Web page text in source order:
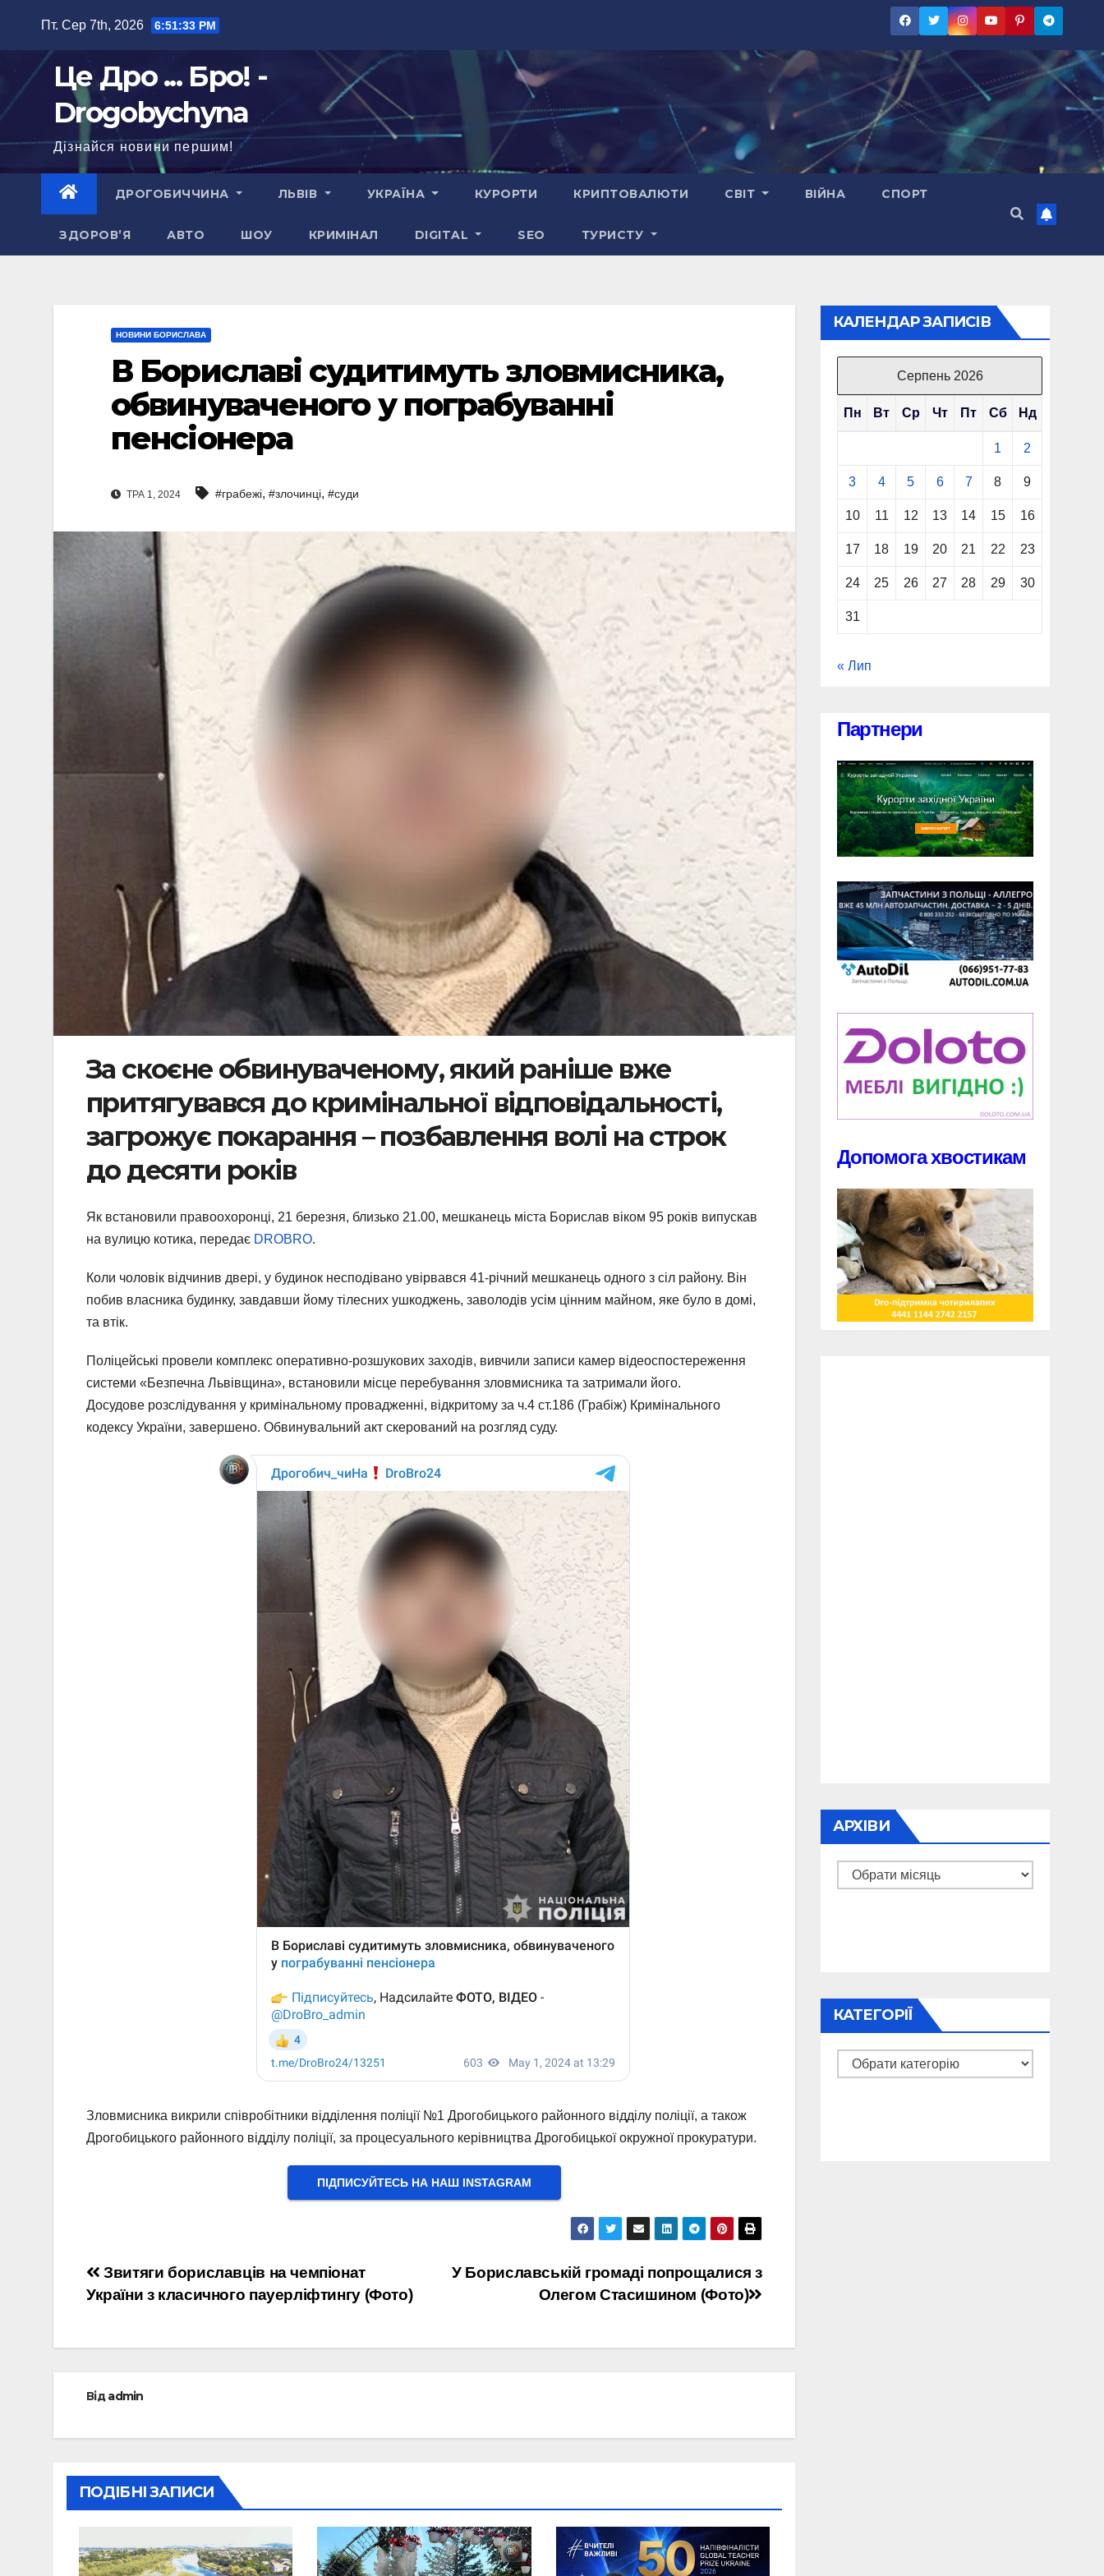
Пт. Сер 7th, 2026 6:51:34 PM
Це Дро ... Бро! -
Drogobychyna
Дізнайся новини першим!
ДРОГОБИЧЧИНА ЛЬВІВ УКРАЇНА КУРОРТИ КРИПТОВАЛЮТИ СВІТ ВІЙНА СПОРТ
ЗДОРОВ’Я АВТО ШОУ КРИМІНАЛ DIGITAL SEO ТУРИСТУ
НОВИНИ БОРИСЛАВА
В Бориславі судитимуть зловмисника,
обвинуваченого у пограбуванні
пенсіонера
ТРА 1, 2024 #грабежі, #злочинці, #суди
За скоєне обвинуваченому, який раніше вже
притягувався до кримінальної відповідальності,
загрожує покарання – позбавлення волі на строк
до десяти років
Як встановили правоохоронці, 21 березня, близько 21.00, мешканець міста Борислав віком 95 років випускав
на вулицю котика, передає DROBRO.
Коли чоловік відчинив двері, у будинок несподівано увірвався 41-річний мешканець одного з сіл району. Він
побив власника будинку, завдавши йому тілесних ушкоджень, заволодів усім цінним майном, яке було в домі,
та втік.
Поліцейські провели комплекс оперативно-розшукових заходів, вивчили записи камер відеоспостереження
системи «Безпечна Львівщина», встановили місце перебування зловмисника та затримали його.
Досудове розслідування у кримінальному провадженні, відкритому за ч.4 ст.186 (Грабіж) Кримінального
кодексу України, завершено. Обвинувальний акт скерований на розгляд суду.
Зловмисника викрили співробітники відділення поліції №1 Дрогобицького районного відділу поліції, а також
Дрогобицького районного відділу поліції, за процесуального керівництва Дрогобицької окружної прокуратури.
ПІДПИСУЙТЕСЬ НА НАШ INSTAGRAM
Навігація
записів
У Бориславській громаді попрощалися з
Олегом Стасишином (Фото)
Звитяги бориславців на чемпіонат
України з класичного пауерліфтингу (Фото)
Відadmin
ПОДІБНІ ЗАПИСИ
КАЛЕНДАР ЗАПИСІВ
Серпень 2026
Пн Вт Ср Чт Пт Сб Нд
1 2
3 4 5 6 7 8 9
10 11 12 13 14 15 16
17 18 19 20 21 22 23
24 25 26 27 28 29 30
31
« Лип
Партнери
Допомога хвостикам
АРХІВИ
Архіви
КАТЕГОРІЇ
Категорії